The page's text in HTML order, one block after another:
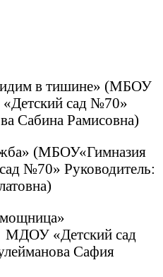
в тишине» (МБОУ
сад №70»
Сабина Рамисовна)
(МБОУ«Гимназия
№70» Руководитель:
«Детский сад
Сафия